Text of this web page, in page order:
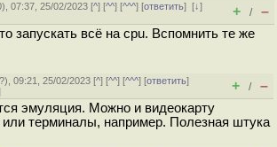
), 07:37, 25/02/2023 [^] [^^] [^^^] [ответить][↓]
+ / –
запускать всё на cpu. Вспомнить те же
?), 09:21, 25/02/2023 [^] [^^] [^^^] [ответить]
+ / –
эмуляция. Можно и видеокарту
или терминалы, например. Полезная штука